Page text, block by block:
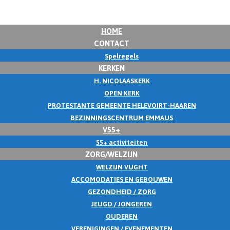
HOME
CONTACT
Spelregels
KERKEN
H. NICOLAASKERK
OPEN KERK
PROTESTANTE GEMEENTE HELEVOIRT-HAAREN
BEZINNINGSCENTRUM EMMAUS
V55+
55+ activiteiten
ZORG/WELZIJN
WELZIJN VUGHT
ACCOMODATIES EN GEBOUWEN
GEZONDHEID / ZORG
JEUGD / JONGEREN
OUDEREN